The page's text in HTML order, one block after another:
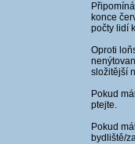
konce
počty lidí
Oproti
složitější
Pokud
ptejte.
Pokud
bydliště/